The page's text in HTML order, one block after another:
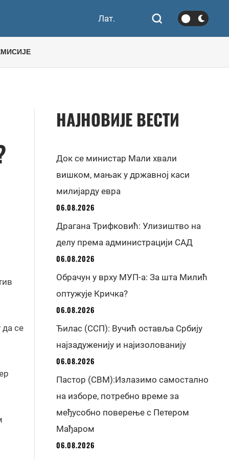
Лат.
да се
НАЈНОВИЈЕ ВЕСТИ
Док се министар Мали хвали
вишком, мањак у државној каси
милијарду евра
06.08.2026
Драгана Трифковић: Улизиштво на
делу према администрацији САД
06.08.2026
Обрачун у врху МУП-а: За шта Милић
оптужује Кричка?
06.08.2026
Ђилас (ССП): Вучић оставља Србију
најзадуженију и најизолованију
06.08.2026
Пастор (СВМ):Излазимо самостално
на изборе, потребно време за
међусобно поверење с Петером
Мађаром
06.08.2026